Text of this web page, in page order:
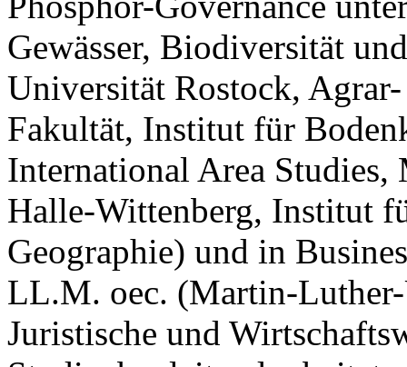
Gewässer, Biodiversität
Universität Rostock,
Fakultät, Institut für
International Area
Halle-Wittenberg, Institut
Geographie) und in
LL.M. oec. (Martin-
Juristische und